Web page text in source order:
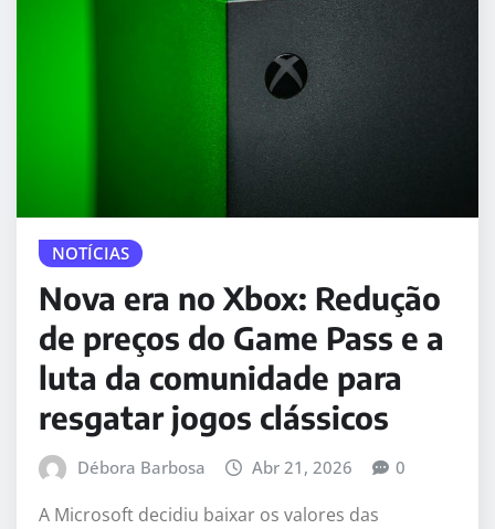
NOTÍCIAS
Nova era no Xbox: Redução
de preços do Game Pass e a
luta da comunidade para
resgatar jogos clássicos
Débora Barbosa Abr 21, 2026 0
A Microsoft decidiu baixar os valores das